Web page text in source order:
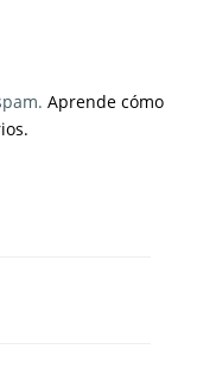
Aprende cómo